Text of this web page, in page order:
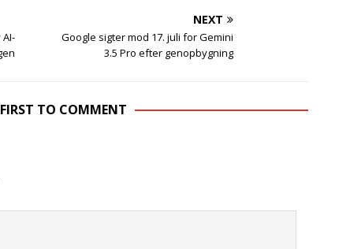
NEXT
Google sigter mod 17. juli for Gemini
3.5 Pro efter genopbygning
TO COMMENT